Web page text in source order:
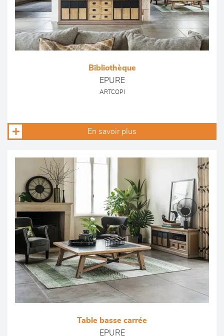
Bibliothèque
EPURE
ARTCOPI
En savoir plus
Table basse carrée
EPURE